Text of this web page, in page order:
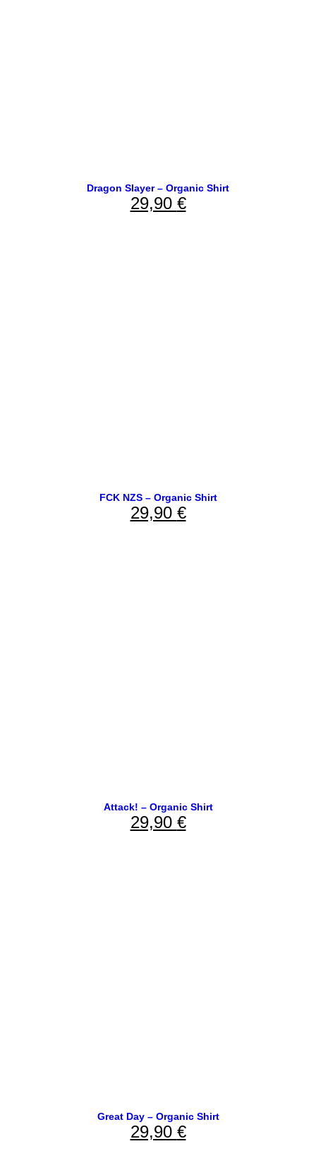
Dragon Slayer – Organic Shirt
29,90 €
FCK NZS – Organic Shirt
29,90 €
Attack! – Organic Shirt
29,90 €
Great Day – Organic Shirt
29,90 €